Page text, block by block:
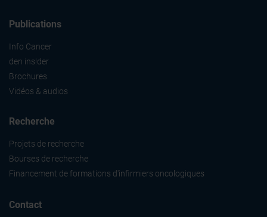
Publications
Info Cancer
den ins!der
Brochures
Vidéos & audios
Recherche
Projets de recherche
Bourses de recherche
Financement de formations d'infirmiers oncologiques
Contact